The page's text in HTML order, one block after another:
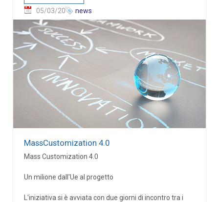
05/03/20 news
MassCustomization 4.0
Mass Customization 4.0
Un milione dall'Ue al progetto
L'iniziativa si è avviata con due giorni di incontro tra i